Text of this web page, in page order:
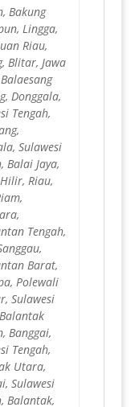
Bakung
Lingga,
Riau,
Blitar, Jawa
Donggala,
Tengah,
Sulawesi
Balai Jaya,
Riau,
Tengah,
Barat,
Polewali
Sulawesi
Banggai,
Tengah,
Utara,
Sulawesi
Balantak,